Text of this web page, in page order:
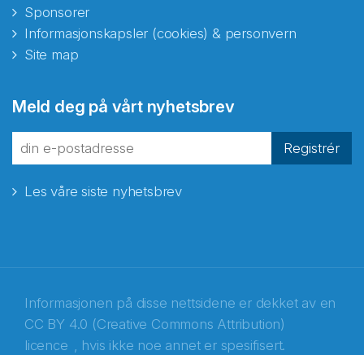
Sponsorer
Informasjonskapsler (cookies) & personvern
Site map
Meld deg på vårt nyhetsbrev
Registrér
Les våre siste nyhetsbrev
Informasjonen på disse nettsidene er dekket av en
CC BY 4.0 (Creative Commons Attribution)
licence , hvis ikke noe annet er spesifisert.
fra Norecopa